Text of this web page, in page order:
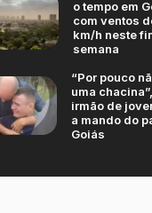
o tempo em
com ventos
km/h neste
semana
“Por pouco
uma
irmão de
a mando do
Goiás